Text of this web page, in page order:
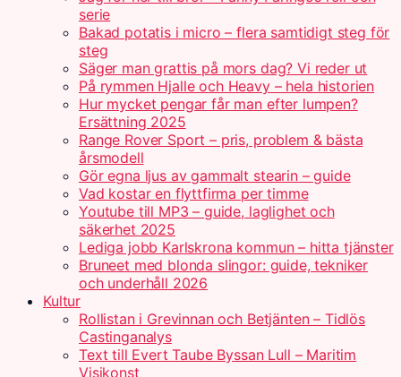
serie
Bakad potatis i micro – flera samtidigt steg för
steg
Säger man grattis på mors dag? Vi reder ut
På rymmen Hjalle och Heavy – hela historien
Hur mycket pengar får man efter lumpen?
Ersättning 2025
Range Rover Sport – pris, problem & bästa
årsmodell
Gör egna ljus av gammalt stearin – guide
Vad kostar en flyttfirma per timme
Youtube till MP3 – guide, laglighet och
säkerhet 2025
Lediga jobb Karlskrona kommun – hitta tjänster
Bruneet med blonda slingor: guide, tekniker
och underhåll 2026
Kultur
Rollistan i Grevinnan och Betjänten – Tidlös
Castinganalys
Text till Evert Taube Byssan Lull – Maritim
Visikonst